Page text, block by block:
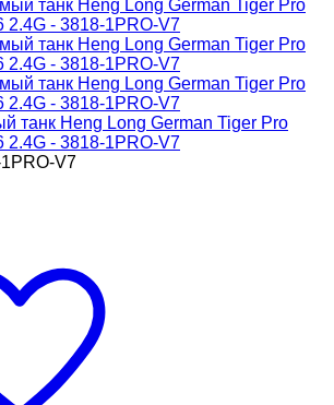
танк Heng Long German Tiger Pro
2.4G - 3818-1PRO-V7
V7